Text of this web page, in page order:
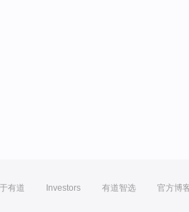
有道 Investors 有道智选 官方博